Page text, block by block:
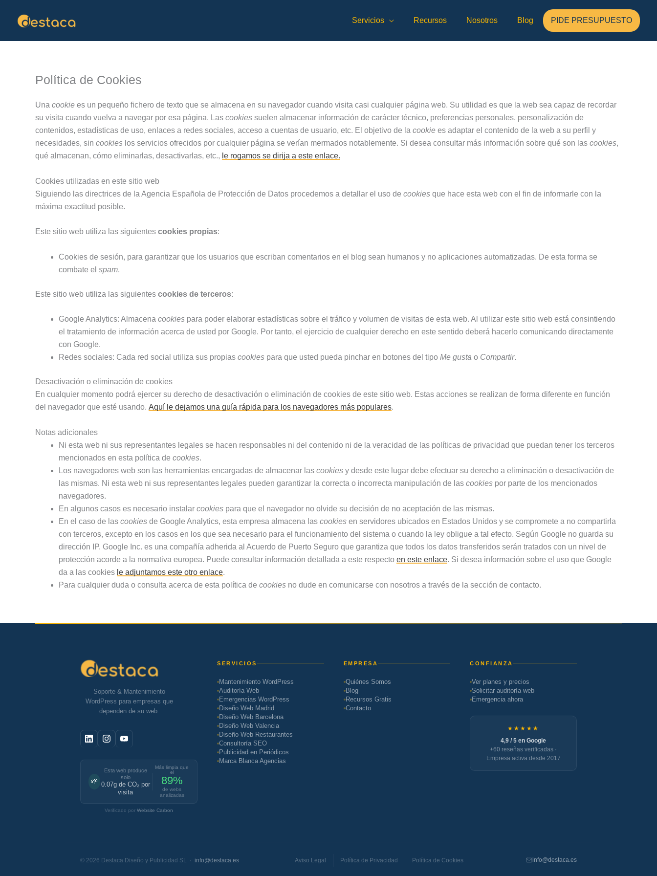
Servicios Recursos Nosotros Blog PIDE PRESUPUESTO
Política de Cookies
Una cookie es un pequeño fichero de texto que se almacena en su navegador cuando visita casi cualquier página web. Su utilidad es que la web sea capaz de recordar
su visita cuando vuelva a navegar por esa página. Las cookies suelen almacenar información de carácter técnico, preferencias personales, personalización de
contenidos, estadísticas de uso, enlaces a redes sociales, acceso a cuentas de usuario, etc. El objetivo de la cookie es adaptar el contenido de la web a su perfil y
necesidades, sin cookies los servicios ofrecidos por cualquier página se verían mermados notablemente. Si desea consultar más información sobre qué son las cookies,
qué almacenan, cómo eliminarlas, desactivarlas, etc., le rogamos se dirija a este enlace.
Cookies utilizadas en este sitio web
Siguiendo las directrices de la Agencia Española de Protección de Datos procedemos a detallar el uso de cookies que hace esta web con el fin de informarle con la
máxima exactitud posible.
Este sitio web utiliza las siguientes cookies propias:
Cookies de sesión, para garantizar que los usuarios que escriban comentarios en el blog sean humanos y no aplicaciones automatizadas. De esta forma se
combate el spam.
Este sitio web utiliza las siguientes cookies de terceros:
Google Analytics: Almacena cookies para poder elaborar estadísticas sobre el tráfico y volumen de visitas de esta web. Al utilizar este sitio web está consintiendo
el tratamiento de información acerca de usted por Google. Por tanto, el ejercicio de cualquier derecho en este sentido deberá hacerlo comunicando directamente
con Google.
Redes sociales: Cada red social utiliza sus propias cookies para que usted pueda pinchar en botones del tipo Me gusta o Compartir.
Desactivación o eliminación de cookies
En cualquier momento podrá ejercer su derecho de desactivación o eliminación de cookies de este sitio web. Estas acciones se realizan de forma diferente en función
del navegador que esté usando. Aquí le dejamos una guía rápida para los navegadores más populares.
Notas adicionales
Ni esta web ni sus representantes legales se hacen responsables ni del contenido ni de la veracidad de las políticas de privacidad que puedan tener los terceros
mencionados en esta política de cookies.
Los navegadores web son las herramientas encargadas de almacenar las cookies y desde este lugar debe efectuar su derecho a eliminación o desactivación de
las mismas. Ni esta web ni sus representantes legales pueden garantizar la correcta o incorrecta manipulación de las cookies por parte de los mencionados
navegadores.
En algunos casos es necesario instalar cookies para que el navegador no olvide su decisión de no aceptación de las mismas.
En el caso de las cookies de Google Analytics, esta empresa almacena las cookies en servidores ubicados en Estados Unidos y se compromete a no compartirla
con terceros, excepto en los casos en los que sea necesario para el funcionamiento del sistema o cuando la ley obligue a tal efecto. Según Google no guarda su
dirección IP. Google Inc. es una compañía adherida al Acuerdo de Puerto Seguro que garantiza que todos los datos transferidos serán tratados con un nivel de
protección acorde a la normativa europea. Puede consultar información detallada a este respecto en este enlace. Si desea información sobre el uso que Google
da a las cookies le adjuntamos este otro enlace.
Para cualquier duda o consulta acerca de esta política de cookies no dude en comunicarse con nosotros a través de la sección de contacto.
Soporte & Mantenimiento
WordPress para empresas que
dependen de su web.
🌱
Esta web produce
solo
0.07g de CO₂ por
visita
Más limpia que
el
89%
de webs
analizadas
Verificado por Website Carbon
SERVICIOS
Mantenimiento WordPress
Auditoría Web
Emergencias WordPress
Diseño Web Madrid
Diseño Web Barcelona
Diseño Web Valencia
Diseño Web Restaurantes
Consultoría SEO
Publicidad en Periódicos
Marca Blanca Agencias
EMPRESA
Quiénes Somos
Blog
Recursos Gratis
Contacto
CONFIANZA
Ver planes y precios
Solicitar auditoría web
Emergencia ahora
★★★★★
4,9 / 5 en Google
+60 reseñas verificadas ·
Empresa activa desde 2017
© 2026 Destaca Diseño y Publicidad SL · info@destaca.es Aviso Legal Política de Privacidad Política de Cookies info@destaca.es